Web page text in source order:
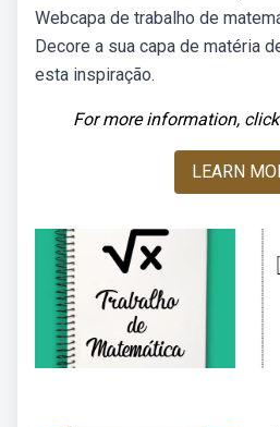
Webcapa de trabalho de
Decore a sua capa de matéria
esta inspiração.
For more information,
LEARN